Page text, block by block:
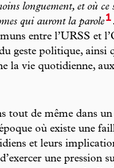
longuement, et où ce
qui auront la parole1
entre l’URSS et
geste politique, ainsi
la vie quotidienne,
tout de même dans
où existe une
et leurs
une pression